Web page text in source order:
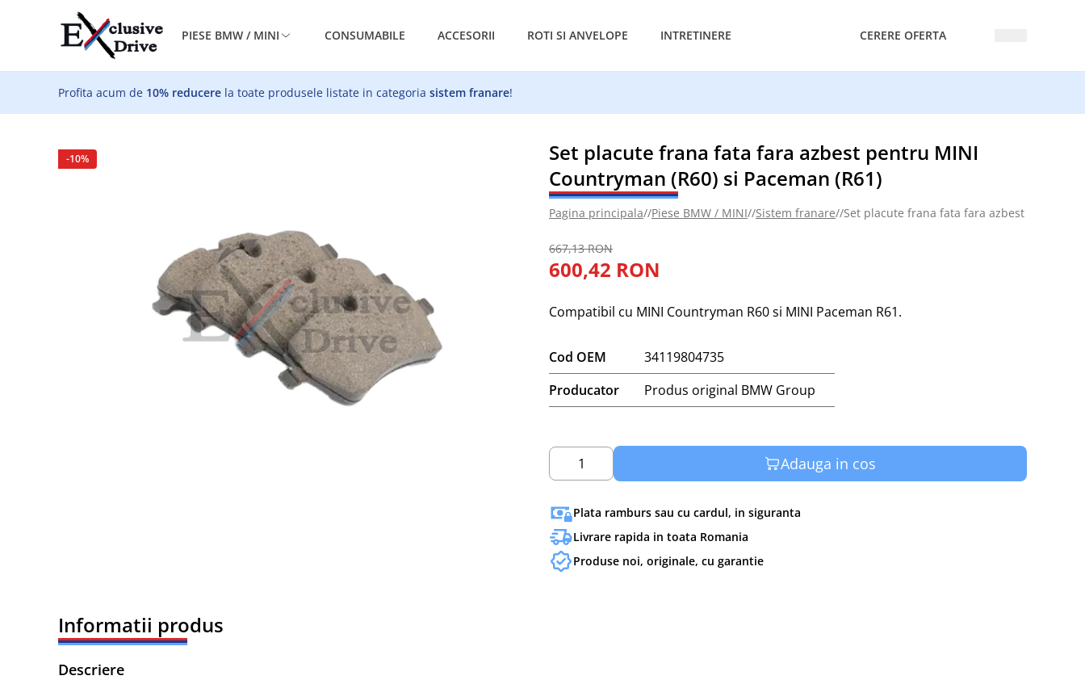
PIESE BMW / MINI CONSUMABILE ACCESORII ROTI SI ANVELOPE INTRETINERE CERERE OFERTA
Profita acum de 10% reducere la toate produsele listate in categoria sistem franare!
-10%
Set placute frana fata fara azbest pentru MINI
Countryman (R60) si Paceman (R61)
Pagina principala//Piese BMW / MINI//Sistem franare//Set placute frana fata fara azbest pentru
667,13 RON
600,42 RON
Compatibil cu MINI Countryman R60 si MINI Paceman R61.
Cod OEM
34119804735
Producator
Produs original BMW Group
1 Adauga in cos
Plata ramburs sau cu cardul, in siguranta
Livrare rapida in toata Romania
Produse noi, originale, cu garantie
Informatii produs
Descriere